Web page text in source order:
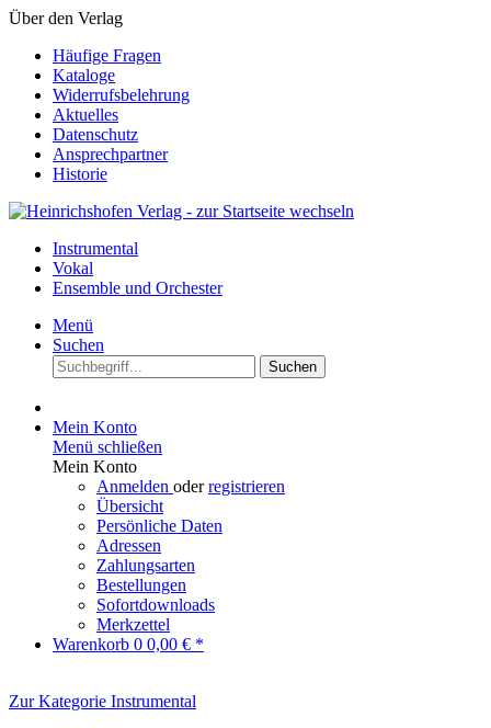
Über den Verlag
Häufige Fragen
Kataloge
Widerrufsbelehrung
Aktuelles
Datenschutz
Ansprechpartner
Historie
Instrumental
Vokal
Ensemble und Orchester
Menü
Suchen
Suchen
Mein Konto
Menü schließen
Mein Konto
Anmelden oderregistrieren
Übersicht
Persönliche Daten
Adressen
Zahlungsarten
Bestellungen
Sofortdownloads
Merkzettel
Warenkorb 0 0,00 € *
Zur Kategorie Instrumental